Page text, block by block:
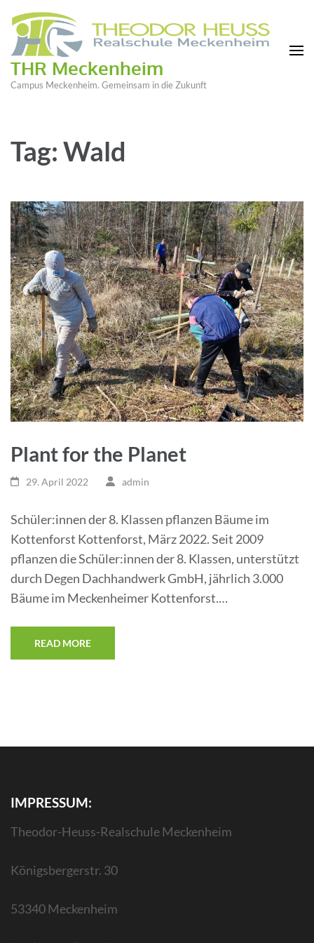
THR Meckenheim
Campus Meckenheim. Gemeinsam in die Zukunft
Tag: Wald
Plant for the Planet
29. April 2022 admin
Schüler:innen der 8. Klassen pflanzen Bäume im
Kottenforst Kottenforst, März 2022. Seit 2009
pflanzen die Schüler:innen der 8. Klassen, unterstützt
durch Degen Dachhandwerk GmbH, jährlich 3.000
Bäume im Meckenheimer Kottenforst.…
READ MORE
IMPRESSUM:
Theodor-Heuss-Realschule Meckenheim
Königsbergerstr. 30
53340 Meckenheim